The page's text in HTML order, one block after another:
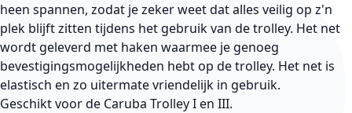
heen spannen, zodat je zeker weet dat alles veilig op z'n
plek blijft zitten tijdens het gebruik van de trolley. Het net
wordt geleverd met haken waarmee je genoeg
bevestigingsmogelijkheden hebt op de trolley. Het net is
elastisch en zo uitermate vriendelijk in gebruik.
Geschikt voor de Caruba Trolley I en III.